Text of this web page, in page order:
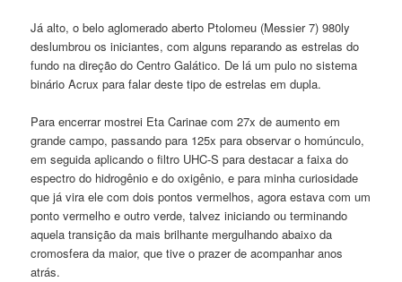
Já alto, o belo aglomerado aberto Ptolomeu (Messier 7) 980ly
deslumbrou os iniciantes, com alguns reparando as estrelas do
fundo na direção do Centro Galático. De lá um pulo no sistema
binário Acrux para falar deste tipo de estrelas em dupla.
Para encerrar mostrei Eta Carinae com 27x de aumento em
grande campo, passando para 125x para observar o homúnculo,
em seguida aplicando o filtro UHC-S para destacar a faixa do
espectro do hidrogênio e do oxigênio, e para minha curiosidade
que já vira ele com dois pontos vermelhos, agora estava com um
ponto vermelho e outro verde, talvez iniciando ou terminando
aquela transição da mais brilhante mergulhando abaixo da
cromosfera da maior, que tive o prazer de acompanhar anos
atrás.